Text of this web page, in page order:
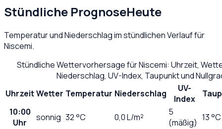
Stündliche PrognoseHeute
Temperatur und Niederschlag im stündlichen Verlauf für
Niscemi.
Stündliche Wettervorhersage fürNiscemi: Uhrzeit,
Niederschlag, UV-Index, Taupunkt und
UhrzeitWetter Temperatur Niederschlag
UV-
Index
10:00
Uhr
sonnig 32°C 0,0L/m²
5
(mäßig) 13 °C